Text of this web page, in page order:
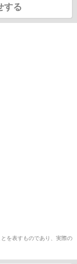
する
を表すものであり、実際の